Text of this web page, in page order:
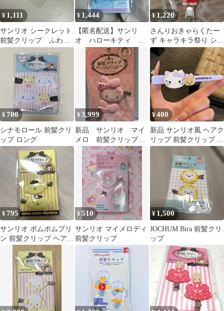
¥ 1,111
サンリオ シークレット
前髪クリップ ふわふ
わにゃんこ
¥ 1,444
【匿名配送】サンリ
オ ハローキティ 前
髪クリップ イルカ
シャイニードルフィン
¥ 1,220
さんりおきゃらくたー
ず キャラキラ祭り シー
クレット前髪クリップ
キティ
¥ 700
シナモロール 前髪クリ
ップ ロング
¥3,999
新品 サンリオ マイ
メロ 前髪クリップ
DX ヘアクリップ 激
レア 入手困難
¥400
新品 サンリオ風 ヘアク
リップ 前髪クリップ ヘ
アアクセサリー 400円
¥795
サンリオ ポムポムプリ
ン 前髪クリップ ヘアク
¥510
サンリオ マイメロディ
前髪クリップ
¥ 1,500
JOCHUM Bira 前髪クリ
ップ